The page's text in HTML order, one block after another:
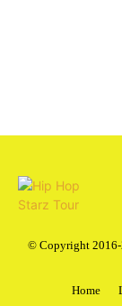
© Copyright 2016-
Home